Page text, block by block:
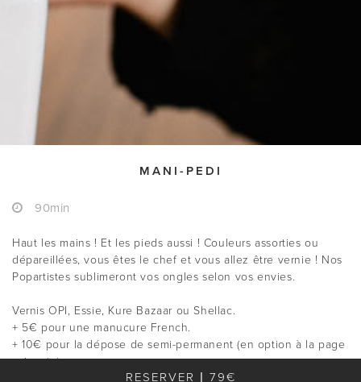
MANI-PEDI
90min
Haut les mains ! Et les pieds aussi ! Couleurs assorties ou
dépareillées, vous êtes le chef et vous allez être vernie ! Nos
Popartistes sublimeront vos ongles selon vos envies.
Vernis OPI, Essie, Kure Bazaar ou Shellac.
+ 5€ pour une manucure French.
+ 10€ pour la dépose de semi-permanent (en option à la page
suivante).
Nous ne proposons pas de réparation de vernis classique.
RESERVER | 79€